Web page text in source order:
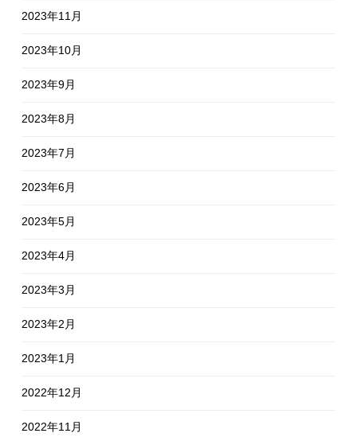
2023年11月
2023年10月
2023年9月
2023年8月
2023年7月
2023年6月
2023年5月
2023年4月
2023年3月
2023年2月
2023年1月
2022年12月
2022年11月